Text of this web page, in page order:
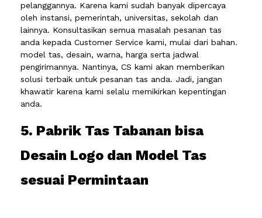
pelanggannya. Karena kami sudah banyak dipercaya
oleh instansi, pemerintah, universitas, sekolah dan
lainnya. Konsultasikan semua masalah pesanan tas
anda kepada Customer Service kami, mulai dari bahan.
model tas, desain, warna, harga serta jadwal
pengirimannya. Nantinya, CS kami akan memberikan
solusi terbaik untuk pesanan tas anda. Jadi, jangan
khawatir karena kami selalu memikirkan kepentingan
anda.
5. Pabrik Tas Tabanan bisa
Desain Logo dan Model Tas
sesuai Permintaan